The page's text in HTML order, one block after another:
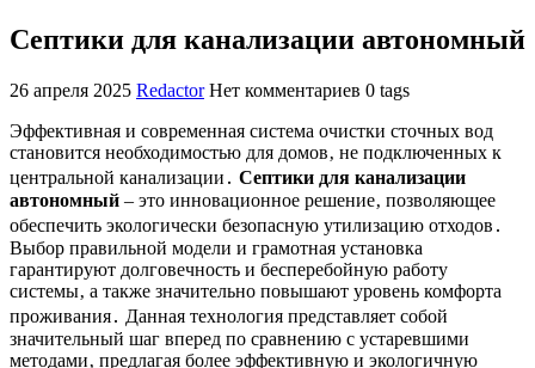
Септики для канализации автономный
26 апреля 2025 Redactor Нет комментариев 0 tags
Эффективная и современная система очистки сточных вод
становится необходимостью для домов‚ не подключенных к
центральной канализации․ Септики для канализации
автономный – это инновационное решение‚ позволяющее
обеспечить экологически безопасную утилизацию отходов․
Выбор правильной модели и грамотная установка
гарантируют долговечность и бесперебойную работу
системы‚ а также значительно повышают уровень комфорта
проживания․ Данная технология представляет собой
значительный шаг вперед по сравнению с устаревшими
методами‚ предлагая более эффективную и экологичную